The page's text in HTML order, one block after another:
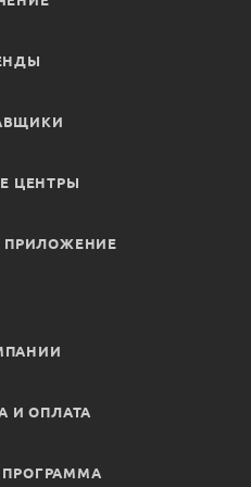
ЦЕНТРЫ
ПРИЛОЖЕНИЕ
И ОПЛАТА
ПРОГРАММА